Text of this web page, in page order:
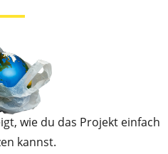
wie du das Projekt einfach
kannst.